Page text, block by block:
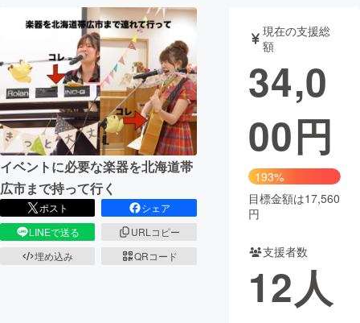
アート・写真
テクノロジー・ガジェット ゲーム・サ
映像・映画
ビジネス・起業 チャレンジ
まちづくり・地域活性化
CAMPFIRE Creation
コミュニティ
イベントに必要な楽器を北海道帯
広市まで持って行く
ポスト
シェア
LINEで送る
URLコピー
埋め込み
QRコード
現在の支援総
額
34,0
00円
193%
目標金額は17,560
円
支援者数
12人